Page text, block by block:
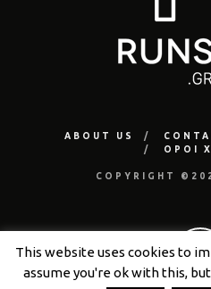
ABOUT US
ΟΡΟΙ
COPYRIGHT
This website uses cookies to
assume you're ok with this,